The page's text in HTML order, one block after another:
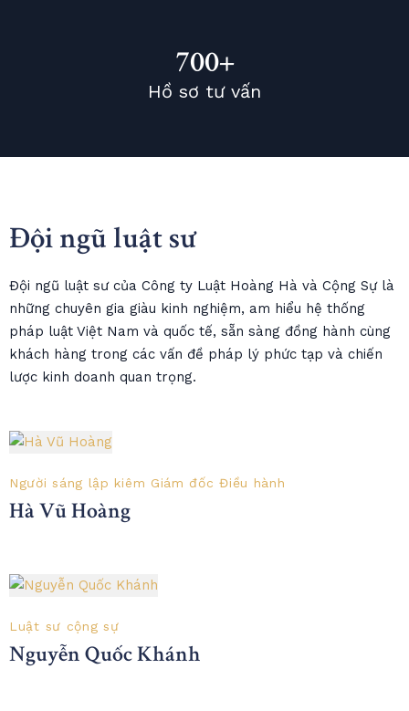
700+
Hồ sơ tư vấn
Đội ngũ luật sư
Đội ngũ luật sư của Công ty Luật Hoàng Hà và Cộng Sự là
những chuyên gia giàu kinh nghiệm, am hiểu hệ thống
pháp luật Việt Nam và quốc tế, sẵn sàng đồng hành cùng
khách hàng trong các vấn đề pháp lý phức tạp và chiến
lược kinh doanh quan trọng.
Người sáng lập kiêm Giám đốc Điều hành
Hà Vũ Hoàng
Luật sư cộng sự
Nguyễn Quốc Khánh